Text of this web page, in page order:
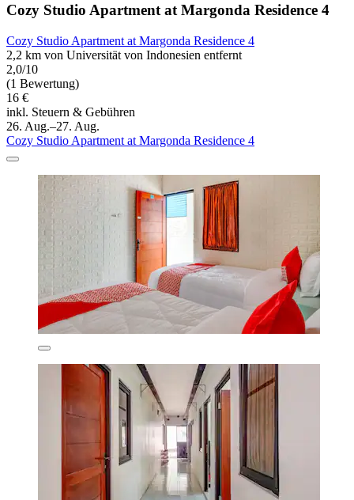
Cozy Studio Apartment at Margonda Residence 4
Cozy Studio Apartment at Margonda Residence 4
2,2 km von Universität von Indonesien entfernt
2,0/10
(1 Bewertung)
16 €
inkl. Steuern & Gebühren
26. Aug.–27. Aug.
Cozy Studio Apartment at Margonda Residence 4